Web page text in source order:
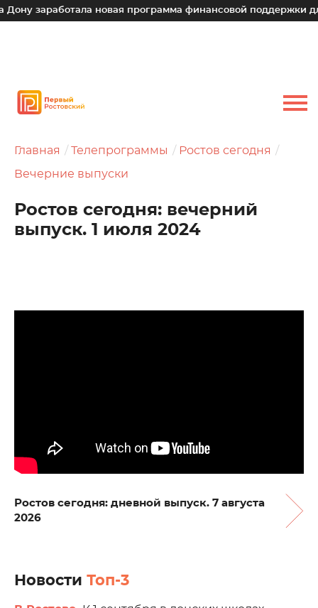
новая программа финансовой поддержки для
Главная Телепрограммы Ростов сегодня
Вечерние выпуски
Ростов сегодня: вечерний
выпуск. 1 июля 2024
Ростов сегодня: дневной выпуск. 7 августа
2026
Новости Топ-3